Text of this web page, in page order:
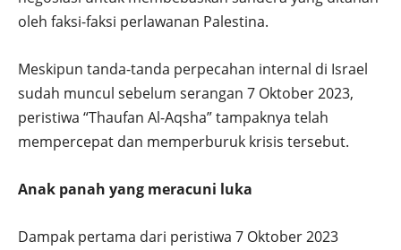
oleh faksi-faksi perlawanan Palestina.
Meskipun tanda-tanda perpecahan internal di Israel
sudah muncul sebelum serangan 7 Oktober 2023,
peristiwa “Thaufan Al-Aqsha” tampaknya telah
mempercepat dan memperburuk krisis tersebut.
Anak panah yang meracuni luka
Dampak pertama dari peristiwa 7 Oktober 2023